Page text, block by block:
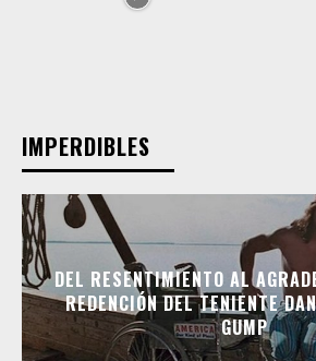
IMPERDIBLES
DEL RESENTIMIENTO AL
REDENCIÓN DEL TENIENTE
GUMP